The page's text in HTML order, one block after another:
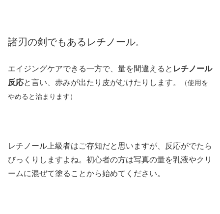
諸刃の剣でもあるレチノール。
エイジングケアできる一方で、量を間違えると レチノール
反応と言い、赤みが出たり皮がむけたりします。
（使用を
やめると治まります）
レチノール上級者はご存知だと思いますが、反応がでたら
びっくりしますよね。初心者の方は写真の量を乳液やクリ
ームに混ぜて塗ることから始めてください。